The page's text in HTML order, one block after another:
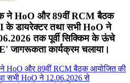
ने HoO और 89वीं RCM बैठक
के डायरेक्टर तथा सभी HoO ने
तक पूर्वी सिक्किम के ऊंचे
जागरूकता कार्यक्रम चलाया।